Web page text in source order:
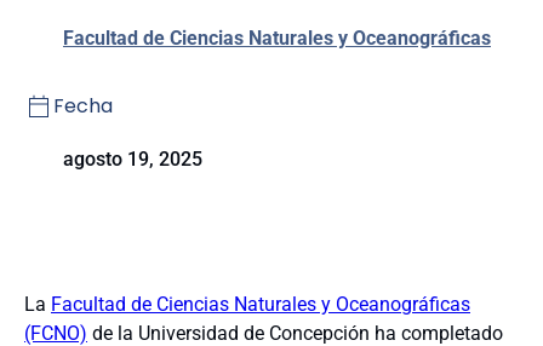
Facultad de Ciencias Naturales y Oceanográficas
Fecha
agosto 19, 2025
La Facultad de Ciencias Naturales y Oceanográficas
(FCNO) de la Universidad de Concepción ha completado